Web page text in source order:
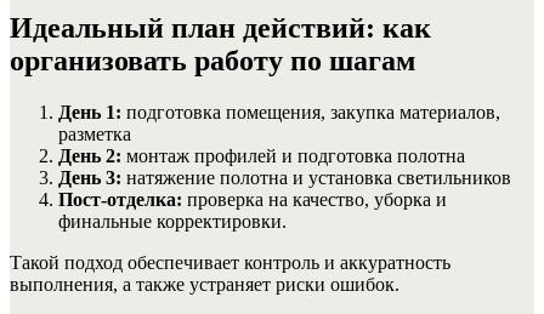
Идеальный план действий: как
организовать работу по шагам
День 1: подготовка помещения, закупка материалов,
разметка
День 2: монтаж профилей и подготовка полотна
День 3: натяжение полотна и установка светильников
Пост-отделка: проверка на качество, уборка и
финальные корректировки.
Такой подход обеспечивает контроль и аккуратность
выполнения, а также устраняет риски ошибок.